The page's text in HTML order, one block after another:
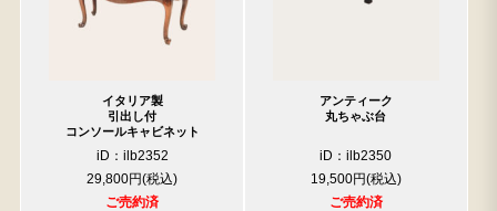
イタリア製
引出し付
コンソールキャビネット
iD：ilb2352
29,800円
ご売約済
アンティーク
丸ちゃぶ台
iD：ilb2350
19,500円
ご売約済